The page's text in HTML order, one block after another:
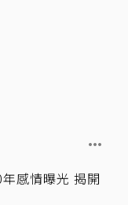
感情曝光 揭開